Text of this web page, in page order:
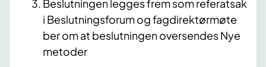
Beslutningen legges frem som referatsak
i Beslutningsforum og fagdirektørmøte
ber om at beslutningen oversendes Nye
metoder